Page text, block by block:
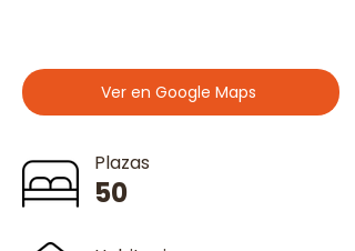
Ver en Google Maps
Plazas
50